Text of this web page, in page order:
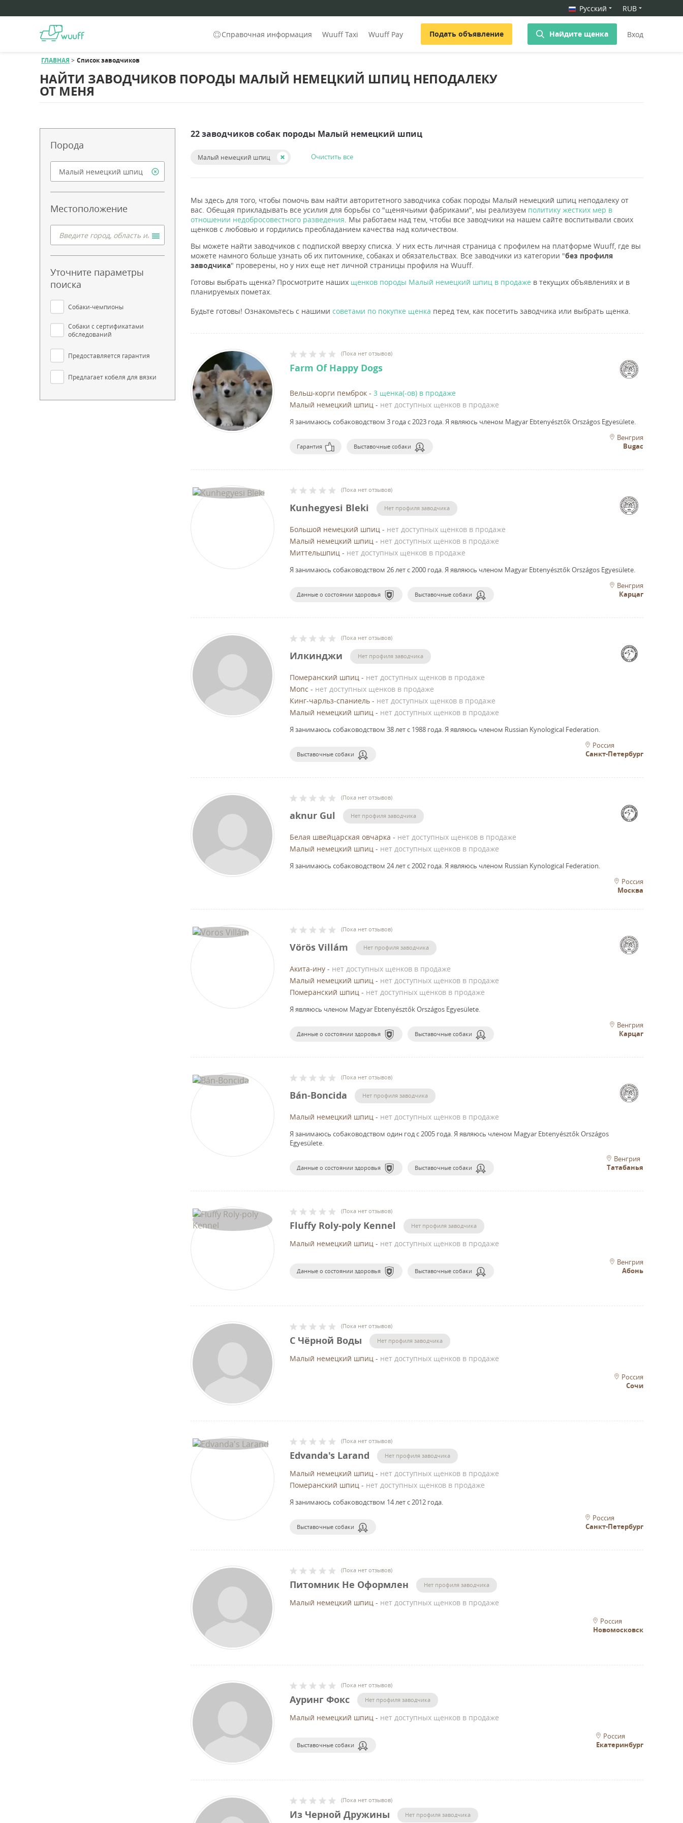
Русский RUB
Справочная информация Wuuff Taxi Wuuff Pay Подать объявление Найдите щенка Вход
ГЛАВНАЯ Список заводчиков
НАЙТИ ЗАВОДЧИКОВ ПОРОДЫ МАЛЫЙ НЕМЕЦКИЙ ШПИЦ НЕПОДАЛЕКУ
ОТ МЕНЯ
Порода
Местоположение
Уточните параметры
поиска
Собаки-чемпионы
Собаки с сертификатами
обследований
Предоставляется гарантия
Предлагает кобеля для вязки
22 заводчиков собак породы Малый немецкий шпиц
Малый немецкий шпиц Очистить все
Мы здесь для того, чтобы помочь вам найти авторитетного заводчика собак породы Малый немецкий шпиц неподалеку от
вас. Обещая прикладывать все усилия для борьбы со "щенячьими фабриками", мы реализуем политику жестких мер в
отношении недобросовестного разведения. Мы работаем над тем, чтобы все заводчики на нашем сайте воспитывали своих
щенков с любовью и гордились преобладанием качества над количеством.
Вы можете найти заводчиков с подпиской вверху списка. У них есть личная страница с профилем на платформе Wuuff, где вы
можете намного больше узнать об их питомнике, собаках и обязательствах. Все заводчики из категории "без профиля
заводчика" проверены, но у них еще нет личной страницы профиля на Wuuff.
Готовы выбрать щенка? Просмотрите наших щенков породы Малый немецкий шпиц в продаже в текущих объявлениях и в
планируемых пометах.
Будьте готовы! Ознакомьтесь с нашими советами по покупке щенка перед тем, как посетить заводчика или выбрать щенка.
(Пока нет отзывов)
Farm Of Happy Dogs
Вельш-корги пемброк - 3 щенка(-ов) в продаже
Малый немецкий шпиц - нет доступных щенков в продаже
Я занимаюсь собаководством 3 года с 2023 года.Я являюсь членом Magyar Ebtenyésztők Országos Egyesülete.
Гарантия Выставочные собаки
Венгрия
Bugac
(Пока нет отзывов)
Kunhegyesi Bleki Нет профиля заводчика
Большой немецкий шпиц - нет доступных щенков в продаже
Малый немецкий шпиц - нет доступных щенков в продаже
Миттельшпиц - нет доступных щенков в продаже
Я занимаюсь собаководством 26 лет с 2000 года.Я являюсь членом Magyar Ebtenyésztők Országos Egyesülete.
Данные о состоянии здоровья Выставочные собаки
Венгрия
Карцаг
(Пока нет отзывов)
Илкинджи Нет профиля заводчика
Померанский шпиц - нет доступных щенков в продаже
Мопс - нет доступных щенков в продаже
Кинг-чарльз-спаниель - нет доступных щенков в продаже
Малый немецкий шпиц - нет доступных щенков в продаже
Я занимаюсь собаководством 38 лет с 1988 года.Я являюсь членом Russian Kynological Federation.
Выставочные собаки
Россия
Санкт-Петербург
(Пока нет отзывов)
aknur Gul Нет профиля заводчика
Белая швейцарская овчарка - нет доступных щенков в продаже
Малый немецкий шпиц - нет доступных щенков в продаже
Я занимаюсь собаководством 24 лет с 2002 года.Я являюсь членом Russian Kynological Federation.
Россия
Москва
(Пока нет отзывов)
Vörös Villám Нет профиля заводчика
Акита-ину - нет доступных щенков в продаже
Малый немецкий шпиц - нет доступных щенков в продаже
Померанский шпиц - нет доступных щенков в продаже
Я являюсь членом Magyar Ebtenyésztők Országos Egyesülete.
Данные о состоянии здоровья Выставочные собаки
Венгрия
Карцаг
(Пока нет отзывов)
Bán-Boncida Нет профиля заводчика
Малый немецкий шпиц - нет доступных щенков в продаже
Я занимаюсь собаководством один год с 2005 года.Я являюсь членом Magyar Ebtenyésztők Országos
Egyesülete.
Данные о состоянии здоровья Выставочные собаки
Венгрия
Татабанья
(Пока нет отзывов)
Fluffy Roly-poly Kennel Нет профиля заводчика
Малый немецкий шпиц - нет доступных щенков в продаже
Данные о состоянии здоровья Выставочные собаки
Венгрия
Абонь
(Пока нет отзывов)
С Чёрной Воды Нет профиля заводчика
Малый немецкий шпиц - нет доступных щенков в продаже
Россия
Сочи
(Пока нет отзывов)
Edvanda's Larand Нет профиля заводчика
Малый немецкий шпиц - нет доступных щенков в продаже
Померанский шпиц - нет доступных щенков в продаже
Я занимаюсь собаководством 14 лет с 2012 года.
Выставочные собаки
Россия
Санкт-Петербург
(Пока нет отзывов)
Питомник Не Оформлен Нет профиля заводчика
Малый немецкий шпиц - нет доступных щенков в продаже
Россия
Новомосковск
(Пока нет отзывов)
Ауринг Фокс Нет профиля заводчика
Малый немецкий шпиц - нет доступных щенков в продаже
Выставочные собаки
Россия
Екатеринбург
(Пока нет отзывов)
Из Черной Дружины Нет профиля заводчика